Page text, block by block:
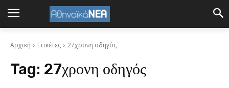
Αρχική Ετικέτες 27χρονη οδηγός
Tag: 27χρονη οδηγός